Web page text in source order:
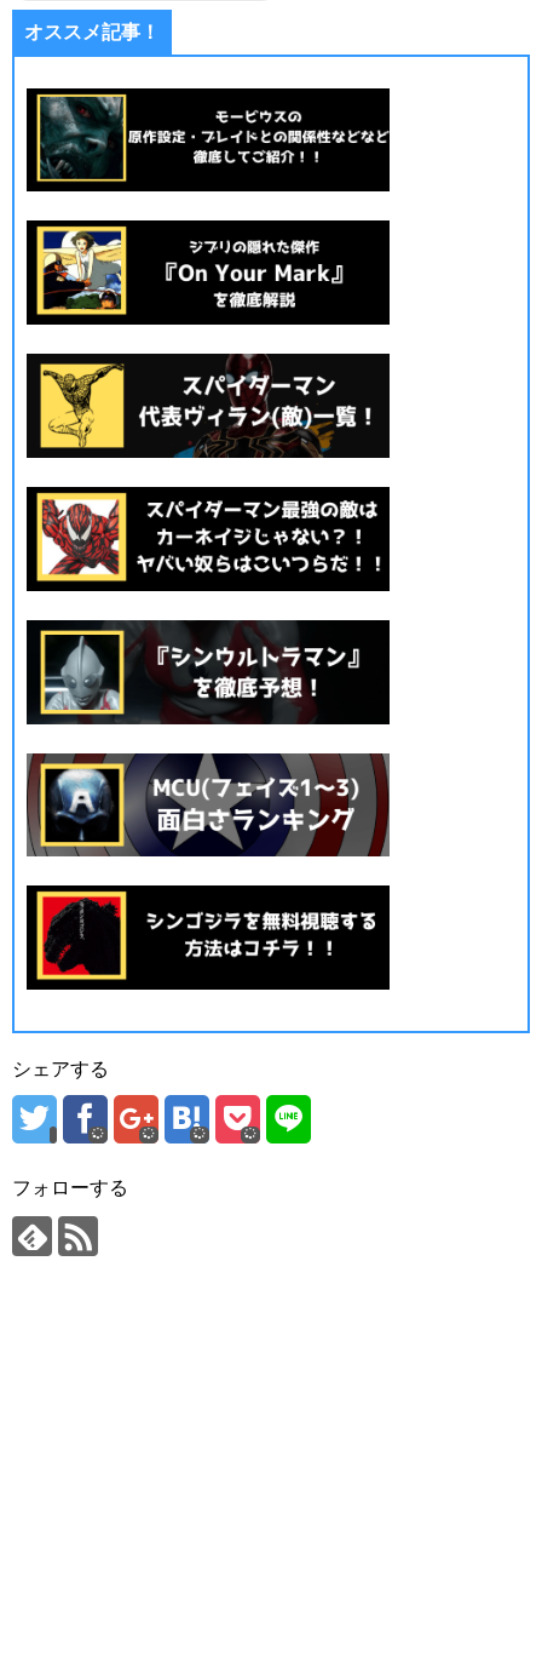
オススメ記事！
シェアする
フォローする